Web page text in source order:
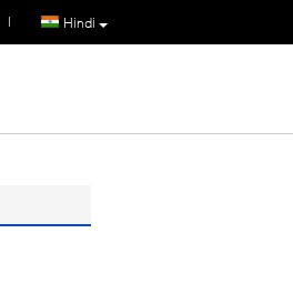
Hindi
|